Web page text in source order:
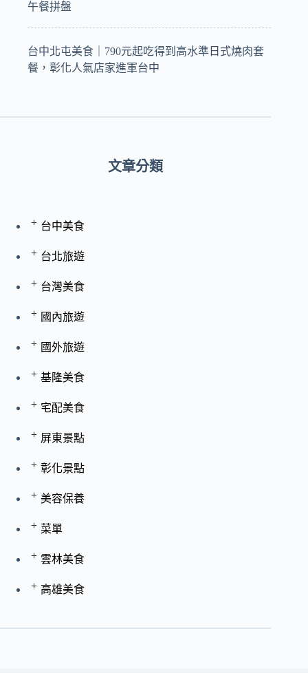
午餐拼盤
台中北屯美食｜790元起吃得到高水準日式燒肉套
餐，彰化人氣店家進軍台中
文章分類
+ 台中美食
+ 台北旅遊
+ 台灣美食
+ 國內旅遊
+ 國外旅遊
+ 基隆美食
+ 宅配美食
+ 屏東景點
+ 彰化景點
+ 美容保養
+ 菜單
+ 雲林美食
+ 高雄美食